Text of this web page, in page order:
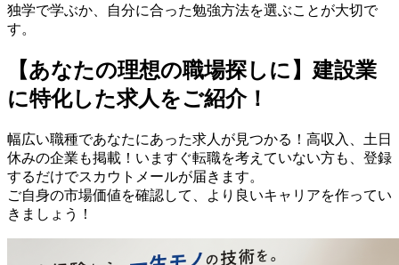
独学で学ぶか、自分に合った勉強方法を選ぶことが大切で
す。
【あなたの理想の職場探しに】建設業
に特化した求人をご紹介！
幅広い職種であなたにあった求人が見つかる！高収入、土日
休みの企業も掲載！いますぐ転職を考えていない方も、登録
するだけでスカウトメールが届きます。
ご自身の市場価値を確認して、より良いキャリアを作ってい
きましょう！